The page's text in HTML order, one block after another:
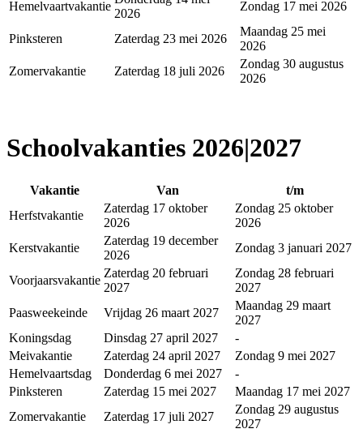
Hemelvaartvakantie
2026
Zondag 17 mei 2026
Pinksteren Zaterdag 23 mei 2026
Maandag 25 mei
2026
Zomervakantie
Zaterdag 18 juli 2026
Zondag 30 augustus
2026
Schoolvakanties 2026|2027
Vakantie Van
t/m
Herfstvakantie
Zaterdag 17 oktober
2026
Zondag 25 oktober
2026
Kerstvakantie
Zaterdag 19 december
2026
Zondag 3 januari 2027
Voorjaarsvakantie
Zaterdag 20 februari
2027
Zondag 28 februari
2027
Paasweekeinde
Vrijdag 26 maart 2027
Maandag 29 maart
2027
Koningsdag
Dinsdag 27 april 2027
-
Meivakantie
Zaterdag 24 april 2027
Zondag 9 mei 2027
Hemelvaartsdag
Donderdag 6 mei 2027
-
Pinksteren
Zaterdag 15 mei 2027
Maandag 17 mei 2027
Zomervakantie
Zaterdag 17 juli 2027
Zondag 29 augustus
2027